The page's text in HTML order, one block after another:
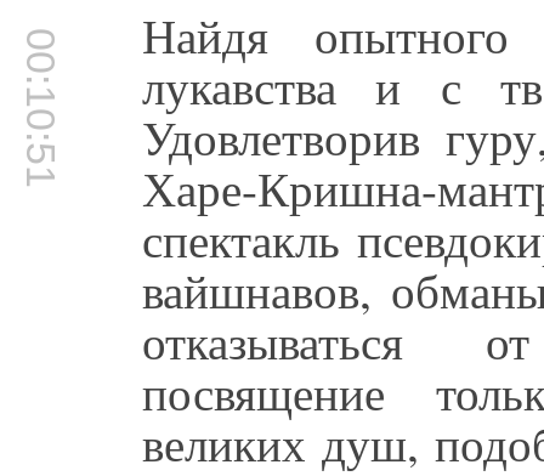
00:10:51 Найдя
лукавства и с
Удовлетворив
Харе-Кришна-
спектакль
вайшнавов,
отказываться
посвящение
великих душ,